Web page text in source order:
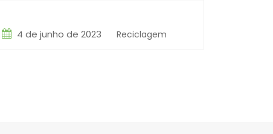
4 de junho de 2023 Reciclagem